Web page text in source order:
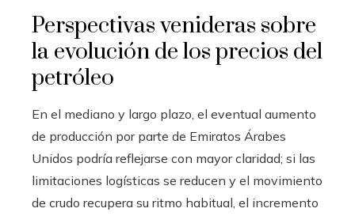
Perspectivas venideras sobre
la evolución de los precios del
petróleo
En el mediano y largo plazo, el eventual aumento
de producción por parte de Emiratos Árabes
Unidos podría reflejarse con mayor claridad; si las
limitaciones logísticas se reducen y el movimiento
de crudo recupera su ritmo habitual, el incremento